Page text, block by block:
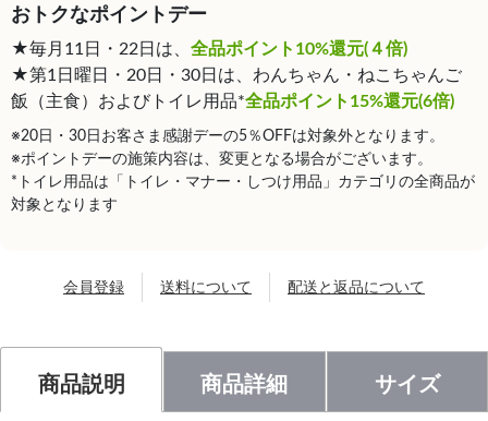
おトクなポイントデー
★毎月11日・22日は、 全品ポイント10%還元(４倍)
★第1日曜日・20日・30日は、わんちゃん・ねこちゃんご
飯（主食）およびトイレ用品*全品ポイント15%還元(6倍)
※20日・30日お客さま感謝デーの5％OFFは対象外となります。
※ポイントデーの施策内容は、変更となる場合がございます。
*トイレ用品は「トイレ・マナー・しつけ用品」カテゴリの全商品が
対象となります
会員登録 送料について 配送と返品について
商品説明 商品詳細 サイズ